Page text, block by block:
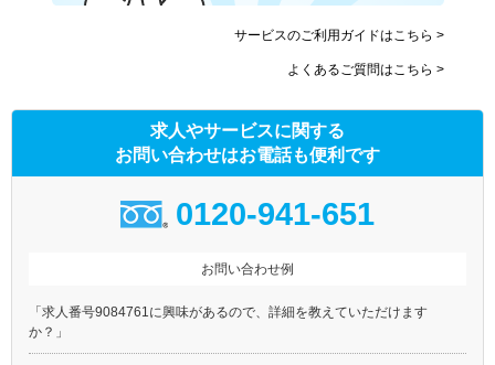
サービスのご利用ガイドはこちら >
よくあるご質問はこちら >
求人やサービスに関する
お問い合わせはお電話も便利です
0120-941-651
お問い合わせ例
「求人番号9084761に興味があるので、詳細を教えていただけます
か？」